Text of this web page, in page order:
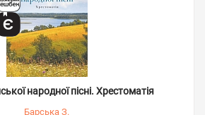
народної пісні. Хрестоматія
Барська З.